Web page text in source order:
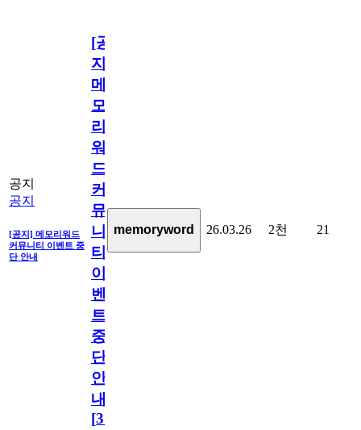
공지
공지
[공지] 메모리워드
커뮤니티 이벤트 중
단 안내
[공
지]
메
모
리
워
드
커
뮤
니
티
이
벤
트
중
단
안
내
[31
memoryword 26.03.26 2천 21